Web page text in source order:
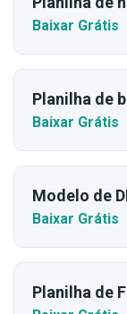
Baixar Grátis
Planilha de
Baixar Grátis
Modelo de
Baixar Grátis
Planilha de